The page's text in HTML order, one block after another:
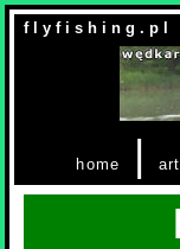
f l y f i s h i n g . p l
home |